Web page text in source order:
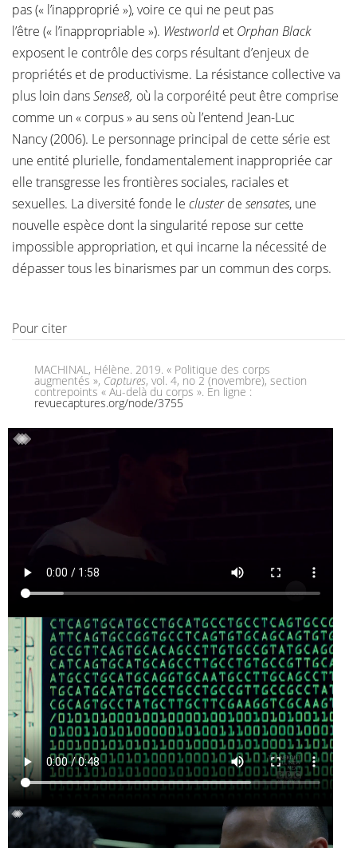
pas (« l’inapproprié »), voire ce qui ne peut pas
l’être (« l’inappropriable »). Westworldet Orphan Black
exposent le contrôle des corps résultant d’enjeux de
propriétés et de productivisme. La résistance collective va
plus loin dansSense8, où la corporéité peut être comprise
comme un « corpus » au sens où l’entend Jean-Luc
Nancy (2006). Le personnage principal de cette série est
une entité plurielle, fondamentalement inappropriée car
elle transgresse les frontières sociales, raciales et
sexuelles. La diversité fonde le clusterde sensates, une
nouvelle espèce dont la singularité repose sur cette
impossible appropriation, et qui incarne la nécessité de
dépasser tous les binarismes par un commun des corps.
Pour citer
MACHINAL, Hélène. 2019. « Politique des corps
augmentés », Captures, vol. 4, no 2 (novembre), section
contrepoints « Au-delà du corps ». En ligne :
revuecaptures.org/node/3755
THE
SISTRAS
PATENTED